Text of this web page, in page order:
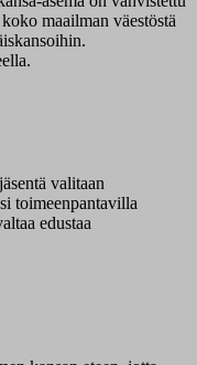
maailman väestöstä
valitaan
toimeenpantavilla
edustaa